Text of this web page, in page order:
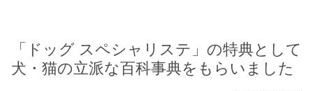
「ドッグ スペシャリステ」の特典として
犬・猫の立派な百科事典をもらいました